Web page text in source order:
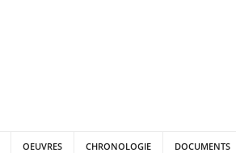
OEUVRES CHRONOLOGIE DOCUMENTS